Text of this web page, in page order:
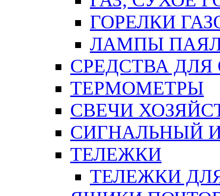
ГОРЕЛКИ
ЛАМПЫ
СРЕДСТВА
ТЕРМОМЕТРЫ
СВЕЧИ
СИГНАЛЬНЫЙ
ТЕЛЕЖКИ
ТЕЛЕЖКИ